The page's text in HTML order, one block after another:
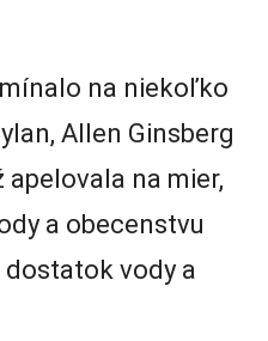
na niekoľko
Allen Ginsberg
na mier,
a obecenstvu
vody a